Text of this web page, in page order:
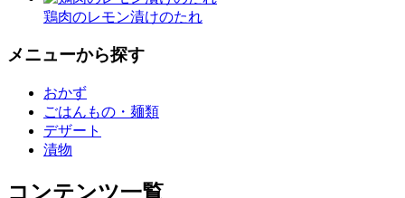
鶏肉のレモン漬けのたれ
メニューから探す
おかず
ごはんもの・麺類
デザート
漬物
コンテンツ一覧